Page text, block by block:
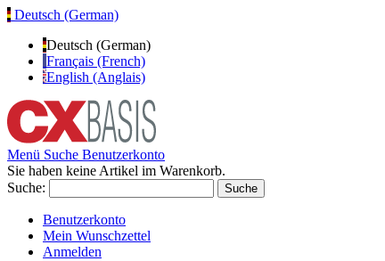
Deutsch (German)
Deutsch (German)
Français (French)
English (Anglais)
Menü Suche Benutzerkonto
Sie haben keine Artikel im Warenkorb.
Suche:
Suche
Benutzerkonto
Mein Wunschzettel
Anmelden